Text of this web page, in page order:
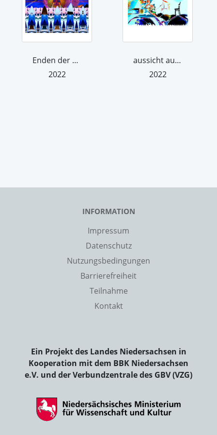
Enden der Parabel
2022
aussicht auf erfolg, 2022
2022
INFORMATION
Impressum
Datenschutz
Nutzungsbedingungen
Barrierefreiheit
Teilnahme
Kontakt
Ein Projekt des Landes Niedersachsen in
Kooperation mit dem BBK Niedersachsen
e.V. und der Verbundzentrale des GBV (VZG)